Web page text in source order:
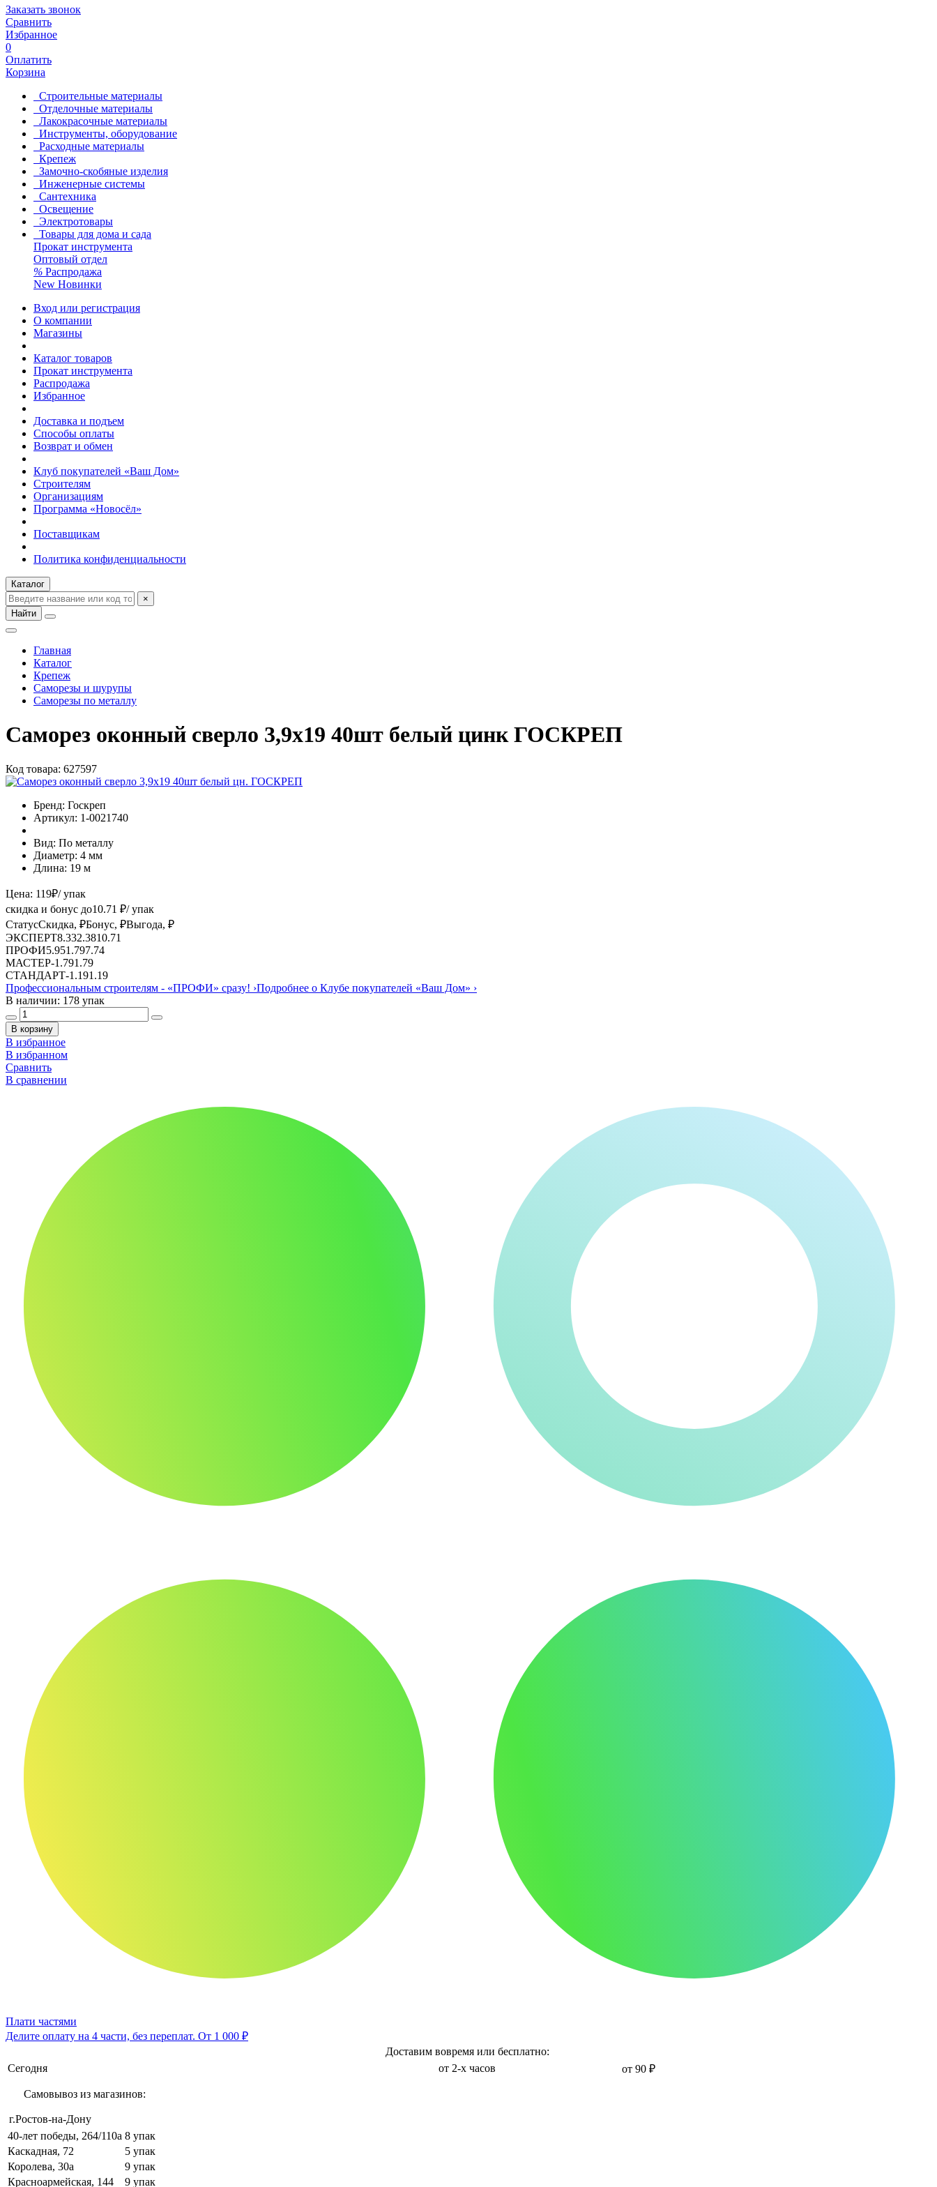
Заказать звонок
Сравнить
Избранное
0
Оплатить
Корзина
Строительные материалы
Отделочные материалы
Лакокрасочные материалы
Инструменты, оборудование
Расходные материалы
Крепеж
Замочно-скобяные изделия
Инженерные системы
Сантехника
Освещение
Электротовары
Товары для дома и сада
Прокат инструмента
Оптовый отдел
% Распродажа
New Новинки
Вход или регистрация
О компании
Магазины
Каталог товаров
Прокат инструмента
Распродажа
Избранное
Доставка и подъем
Способы оплаты
Возврат и обмен
Клуб покупателей «Ваш Дом»
Строителям
Организациям
Программа «Новосёл»
Поставщикам
Политика конфиденциальности
Каталог
×
Найти
Главная
Каталог
Крепеж
Саморезы и шурупы
Саморезы по металлу
Саморез оконный сверло 3,9х19 40шт белый цинк ГОСКРЕП
Код товара: 627597
Бренд: Госкреп
Артикул: 1-0021740
Вид: По металлу
Диаметр: 4 мм
Длина: 19 м
Цена: 119₽/ упак
скидка и бонус до10.71 ₽/ упак
СтатусСкидка, ₽Бонус, ₽Выгода, ₽
ЭКСПЕРТ8.332.3810.71
ПРОФИ5.951.797.74
МАСТЕР-1.791.79
СТАНДАРТ-1.191.19
Профессиональным строителям - «ПРОФИ» сразу! ›Подробнее о Клубе покупателей «Ваш Дом» ›
В наличии: 178 упак
В корзину
В избранное
В избранном
Сравнить
В сравнении
Плати частями
Делите оплату на 4 части, без переплат. От 1 000 ₽
Доставим вовремя или бесплатно:
Сегодня
от 2-х часов от 90 ₽
Самовывоз из магазинов:
г.Ростов-на-Дону
40-лет победы, 264/110а 8 упак
Каскадная, 72
5 упак
Королева, 30а
9 упак
Красноармейская, 144
9 упак